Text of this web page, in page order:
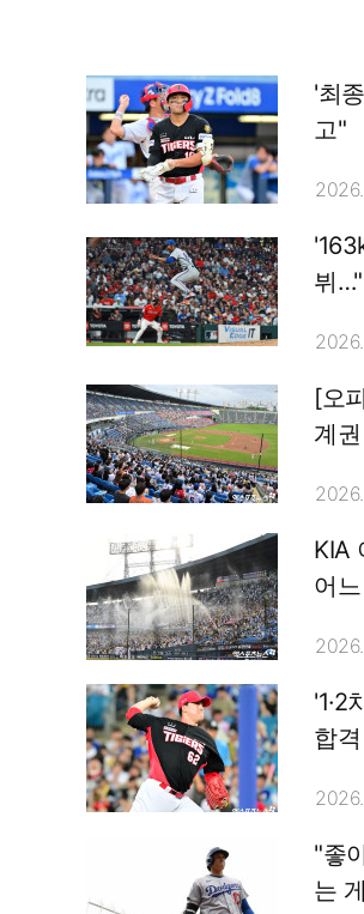
'최
고"
뷔
[오
계
KIA
어
'1·2
합격
"좋
는